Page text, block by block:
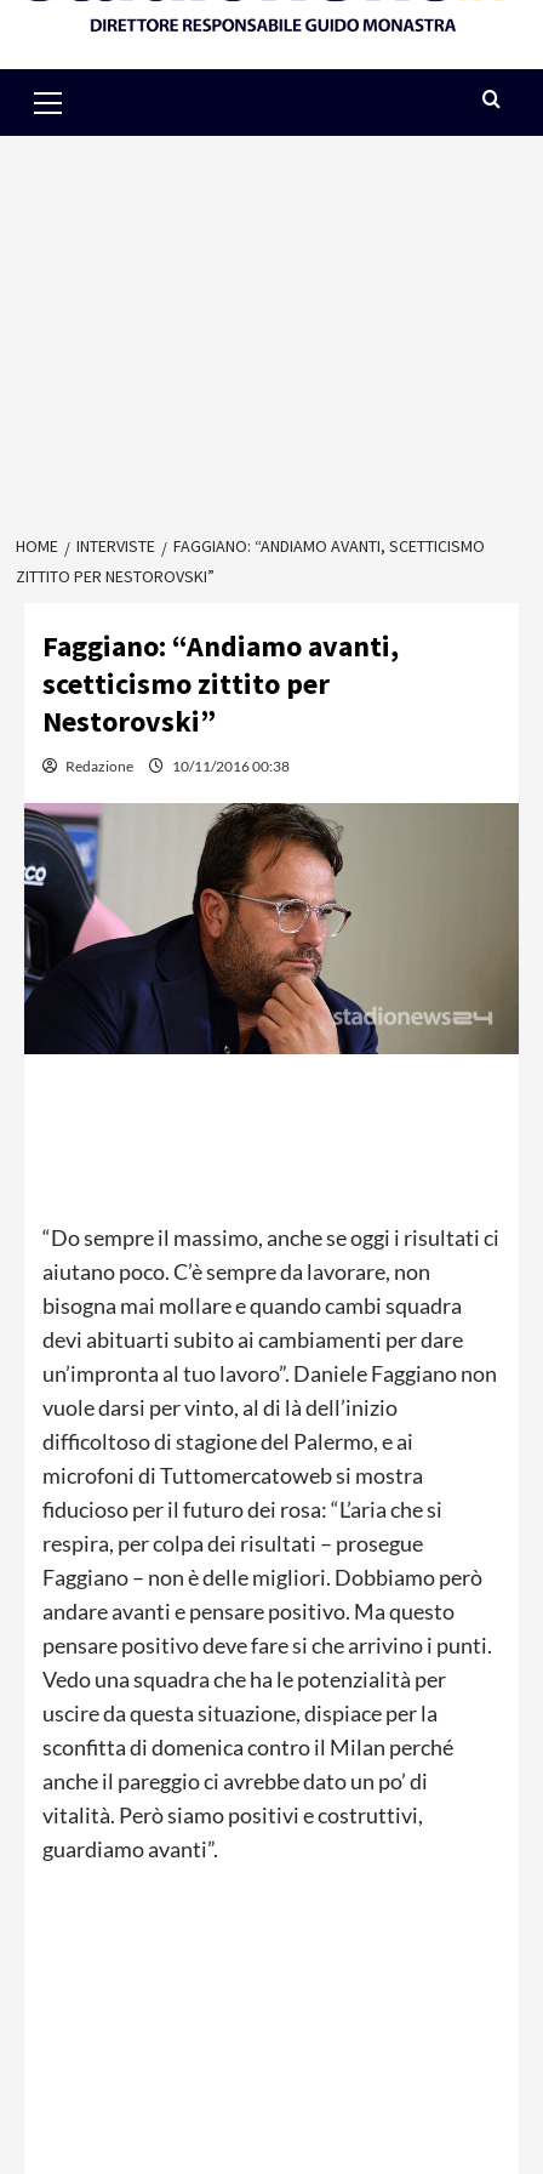
Menu
HOME INTERVISTE
FAGGIANO: “ANDIAMO AVANTI, SCETTICISMO
ZITTITO PER NESTOROVSKI”
Faggiano: “Andiamo avanti,
scetticismo zittito per
Nestorovski”
Redazione 10/11/2016 00:38
“Do sempre il massimo, anche se oggi i risultati ci
aiutano poco. C’è sempre da lavorare, non
bisogna mai mollare e quando cambi squadra
devi abituarti subito ai cambiamenti per dare
un’impronta al tuo lavoro”. Daniele Faggiano non
vuole darsi per vinto, al di là dell’inizio
difficoltoso di stagione del Palermo, e ai
microfoni di Tuttomercatoweb si mostra
fiducioso per il futuro dei rosa: “L’aria che si
respira, per colpa dei risultati – prosegue
Faggiano – non è delle migliori. Dobbiamo però
andare avanti e pensare positivo. Ma questo
pensare positivo deve fare si che arrivino i punti.
Vedo una squadra che ha le potenzialità per
uscire da questa situazione, dispiace per la
sconfitta di domenica contro il Milan perché
anche il pareggio ci avrebbe dato un po’ di
vitalità. Però siamo positivi e costruttivi,
guardiamo avanti”.